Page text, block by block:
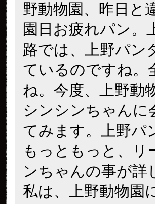
野動物園、昨日と
園日お疲れパン。
路では、上野パン
ているのですね。
ね。今度、上野動
シンシンちゃんに
てみます。上野パ
もっともっと、リ
ンちゃんの事が詳
私は、上野動物園